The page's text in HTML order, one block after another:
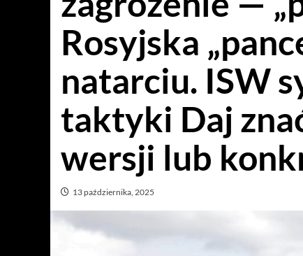
Rosyjska
natarciu. ISW
taktyki Daj
wersji lub
13 października, 2025